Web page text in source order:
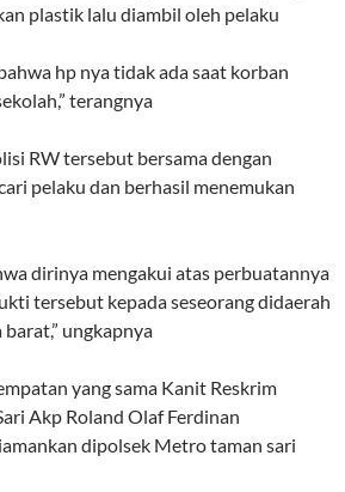
plastik lalu diambil oleh pelaku
hp nya tidak ada saat korban
terangnya
RW tersebut bersama dengan
pelaku dan berhasil menemukan
dirinya mengakui atas perbuatannya
tersebut kepada seseorang didaerah
ungkapnya
yang sama Kanit Reskrim
Akp Roland Olaf Ferdinan
dipolsek Metro taman sari